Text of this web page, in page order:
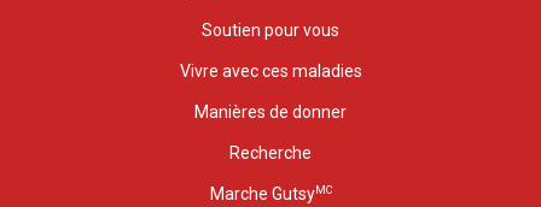
Soutien pour vous
Vivre avec ces maladies
Manières de donner
Recherche
Marche GutsyMC